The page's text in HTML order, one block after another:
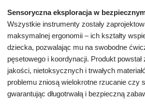
Sensoryczna eksploracja w
Wszystkie instrumenty zostały
maksymalnej ergonomii – ich kształty
dziecka, pozwalając mu na swobodne
pęsetowego i koordynacji. Produkt
jakości, nietoksycznych i trwałych
problemu zniosą wielokrotne rzucanie czy
gwarantując długotrwałą i bezpieczną